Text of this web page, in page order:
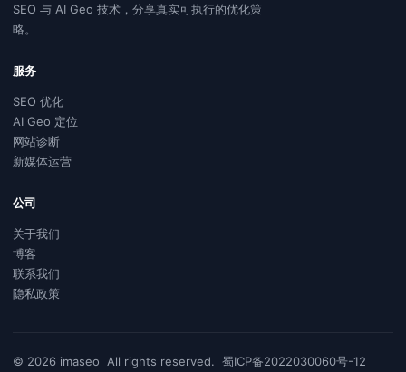
SEO 与 AI Geo 技术，分享真实可执行的优化策
略。
服务
SEO 优化
AI Geo 定位
网站诊断
新媒体运营
公司
关于我们
博客
联系我们
隐私政策
© 2026 imaseo All rights reserved. 蜀ICP备2022030060号-12